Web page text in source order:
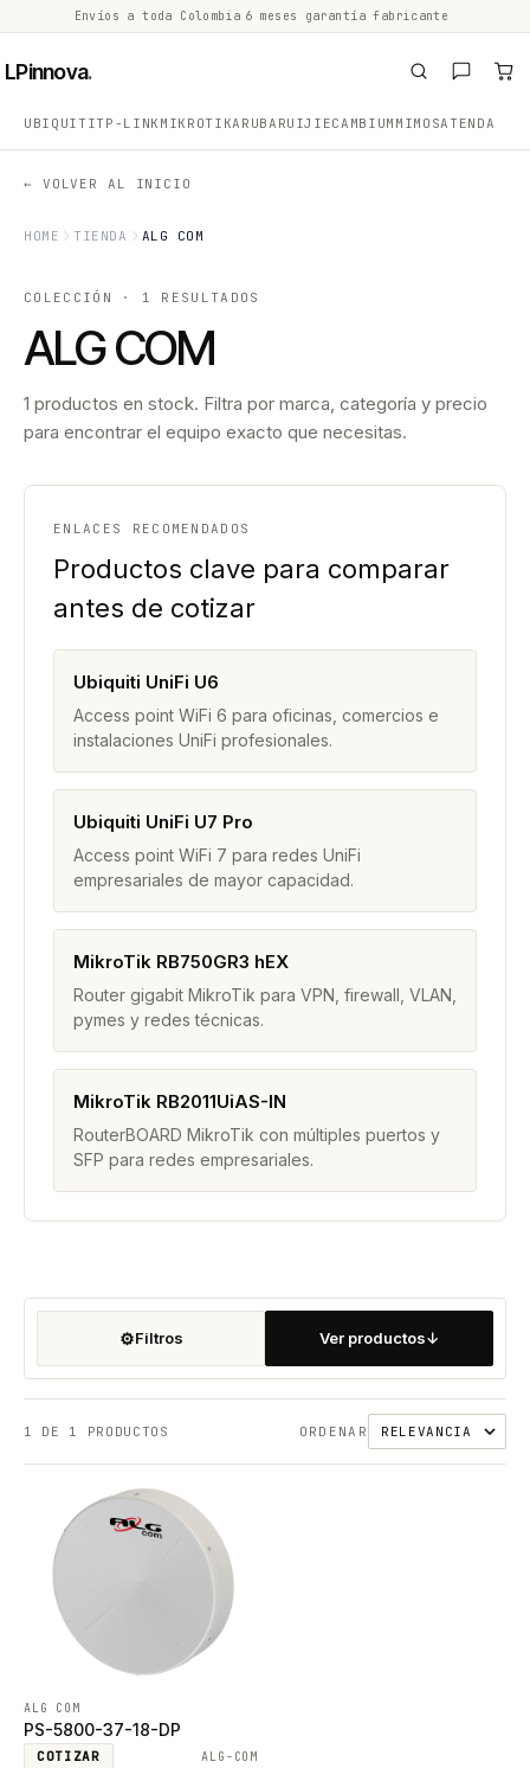
Envíos a toda Colombia 6 meses garantía fabricante
LPinnova.
UBIQUITITP-LINK MIKROTIKARUBA RUIJIECAMBIUM MIMOSATENDA
← VOLVER AL INICIO
HOME TIENDA ALG COM
COLECCIÓN · 1 RESULTADOS
ALG COM
1 productos en stock. Filtra por marca, categoría y precio
para encontrar el equipo exacto que necesitas.
ENLACES RECOMENDADOS
Productos clave para comparar
antes de cotizar
Ubiquiti UniFi U6
Access point WiFi 6 para oficinas, comercios e
instalaciones UniFi profesionales.
Ubiquiti UniFi U7 Pro
Access point WiFi 7 para redes UniFi
empresariales de mayor capacidad.
MikroTik RB750GR3 hEX
Router gigabit MikroTik para VPN, firewall, VLAN,
pymes y redes técnicas.
MikroTik RB2011UiAS-IN
RouterBOARD MikroTik con múltiples puertos y
SFP para redes empresariales.
⚙Filtros Ver productos↓
1 DE 1 PRODUCTOS ORDENAR
ALG COM
PS-5800-37-18-DP
COTIZAR ALG-COM